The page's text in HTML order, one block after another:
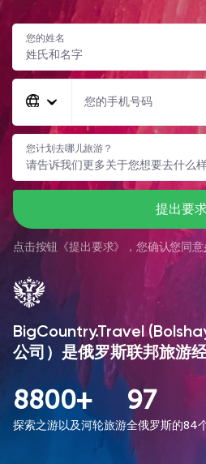
您的姓名
您的手机号码
您计划去哪儿旅游？
提出要
点击按钮《提出要求》，您确认您同意
BigCountry.Travel
公司）是俄罗斯联邦旅游经
8800+
探索之游以及河轮旅游
97
全俄罗斯的84